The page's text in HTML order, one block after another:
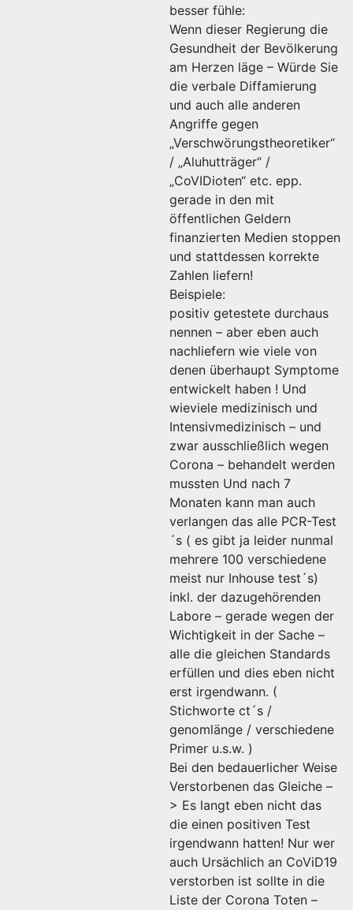
besser fühle:
Wenn dieser Regierung die
Gesundheit der Bevölkerung
am Herzen läge – Würde Sie
die verbale Diffamierung
und auch alle anderen
Angriffe gegen
„Verschwörungstheoretiker“
/ „Aluhutträger“ /
„CoVIDioten“ etc. epp.
gerade in den mit
öffentlichen Geldern
finanzierten Medien stoppen
und stattdessen korrekte
Zahlen liefern!
Beispiele:
positiv getestete durchaus
nennen – aber eben auch
nachliefern wie viele von
denen überhaupt Symptome
entwickelt haben ! Und
wieviele medizinisch und
Intensivmedizinisch – und
zwar ausschließlich wegen
Corona – behandelt werden
mussten Und nach 7
Monaten kann man auch
verlangen das alle PCR-Test
´s ( es gibt ja leider nunmal
mehrere 100 verschiedene
meist nur Inhouse test´s)
inkl. der dazugehörenden
Labore – gerade wegen der
Wichtigkeit in der Sache –
alle die gleichen Standards
erfüllen und dies eben nicht
erst irgendwann. (
Stichworte ct´s /
genomlänge / verschiedene
Primer u.s.w. )
Bei den bedauerlicher Weise
Verstorbenen das Gleiche –
> Es langt eben nicht das
die einen positiven Test
irgendwann hatten! Nur wer
auch Ursächlich an CoViD19
verstorben ist sollte in die
Liste der Corona Toten –